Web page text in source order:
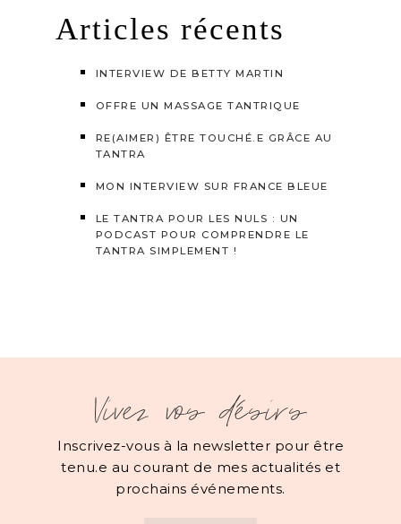
Articles récents
INTERVIEW DE BETTY MARTIN
OFFRE UN MASSAGE TANTRIQUE
RE(AIMER) ÊTRE TOUCHÉ.E GRÂCE AU
TANTRA
MON INTERVIEW SUR FRANCE BLEUE
LE TANTRA POUR LES NULS : UN
PODCAST POUR COMPRENDRE LE
TANTRA SIMPLEMENT !
Vivez vos désirs
Inscrivez-vous à la newsletter pour être
tenu.e au courant de mes actualités et
prochains événements.